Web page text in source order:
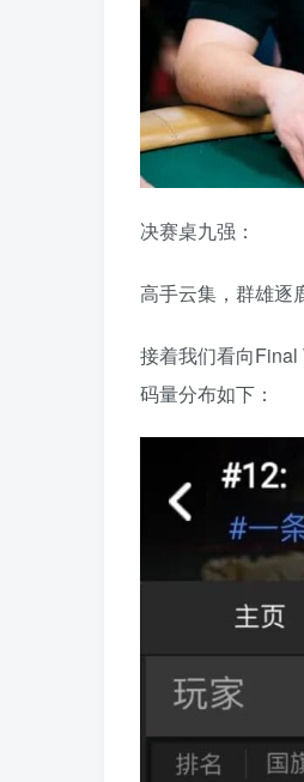
决赛桌九强：
高手云集，群雄逐
接着我们看向Final
码量分布如下：